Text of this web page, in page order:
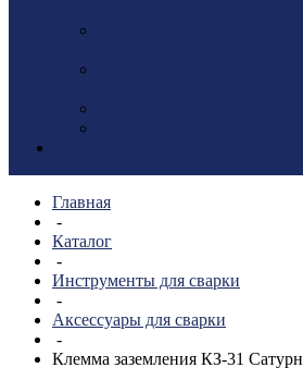
Главная
-
Каталог
-
Инструменты для сварки
-
Аксессуары для сварки
-
Клемма заземления КЗ-31 Сатурн